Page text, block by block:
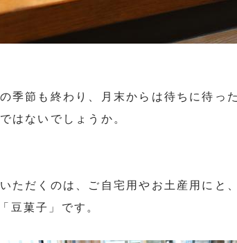
季節も終わり、月末からは待ちに待っ
はないでしょうか。
ただくのは、ご自宅用やお土産用にと
「豆菓子」です。